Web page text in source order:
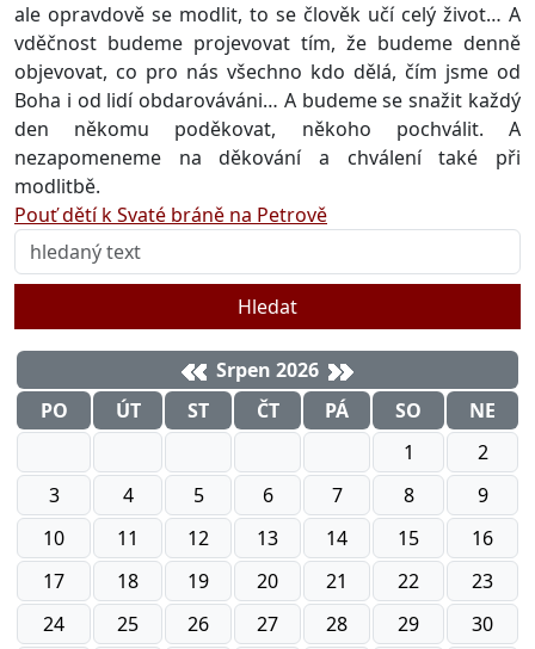
ale opravdově se modlit, to se člověk učí celý život… A
vděčnost budeme projevovat tím, že budeme denně
objevovat, co pro nás všechno kdo dělá, čím jsme od
Boha i od lidí obdarováváni… A budeme se snažit každý
den někomu poděkovat, někoho pochválit. A
nezapomeneme na děkování a chválení také při
modlitbě.
Pouť dětí k Svaté bráně na Petrově
Hledat
Srpen 2026
PO
ÚT ST ČT PÁ SO
NE
1
2
3
4 5 6 7 8
9
10
11 12 13 14 15
16
17
18 19 20 21 22
23
24
25 26 27 28 29
30